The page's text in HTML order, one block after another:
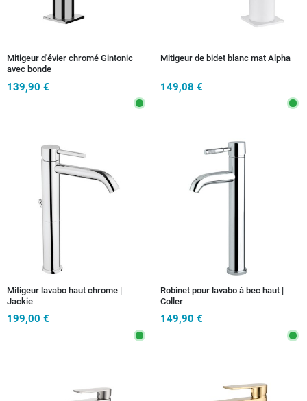
Mitigeur d'évier chromé Gintonic
avec bonde
139,90 €
Mitigeur de bidet blanc mat Alpha
149,08 €
Mitigeur lavabo haut chrome |
Jackie
199,00 €
Robinet pour lavabo à bec haut |
Coller
149,90 €